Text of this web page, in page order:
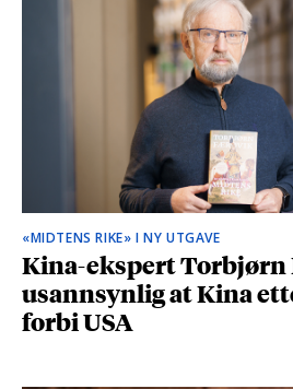
«MIDTENS RIKE» I NY UTGAVE
Kina-ekspert Torbjørn
usannsynlig at Kina
forbi USA